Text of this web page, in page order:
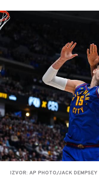
IZVOR: AP PHOTO/JACK DEMPSEY